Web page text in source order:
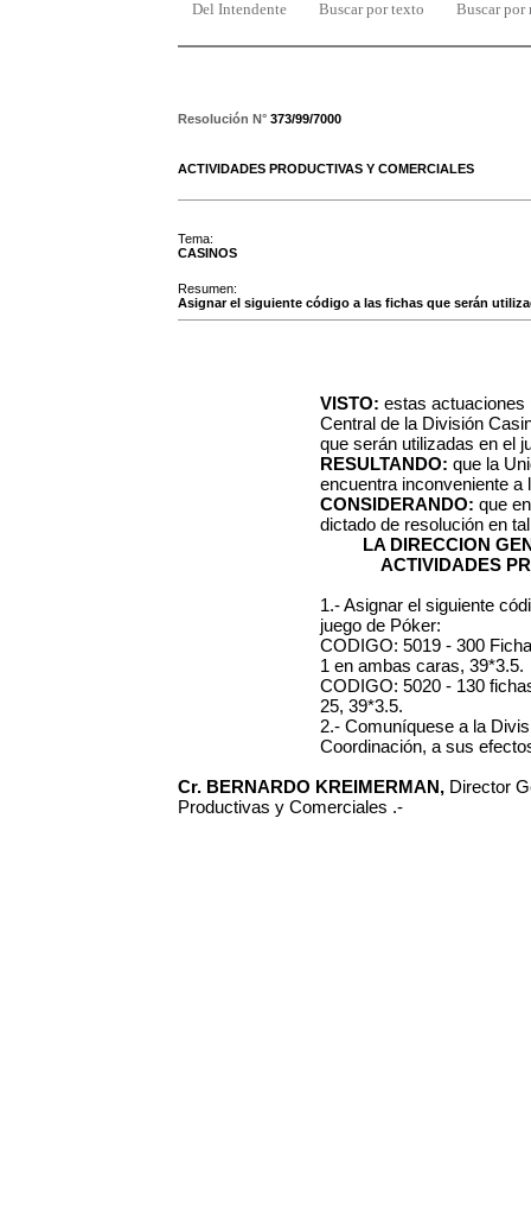
Del Intendente Buscar por texto Buscar por
Resolución N° 373/99/7000
ACTIVIDADES PRODUCTIVAS Y COMERCIALES
Tema:
CASINOS
Resumen:
Asignar el siguiente código a las fichas que serán
VISTO: estas actuaciones
Central de la División
que serán utilizadas en el
RESULTANDO: que la
encuentra inconveniente a
CONSIDERANDO: que
dictado de resolución en
LA DIRECCION
ACTIVIDADES
1.- Asignar el siguiente
juego de Póker:
CODIGO: 5019 - 300
1 en ambas caras, 39*3.5.
CODIGO: 5020 - 130
25, 39*3.5.
2.- Comuníquese a la
Coordinación, a sus
Cr. BERNARDO KREIMERMAN, Director
Productivas y Comerciales .-